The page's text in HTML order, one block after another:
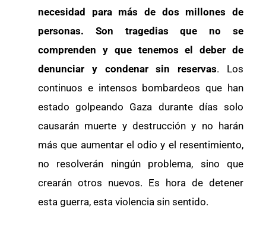
necesidad para más de dos millones de
personas. Son tragedias que no se
comprenden y que tenemos el deber de
denunciar y condenar sin reservas. Los
continuos e intensos bombardeos que han
estado golpeando Gaza durante días solo
causarán muerte y destrucción y no harán
más que aumentar el odio y el resentimiento,
no resolverán ningún problema, sino que
crearán otros nuevos. Es hora de detener
esta guerra, esta violencia sin sentido.